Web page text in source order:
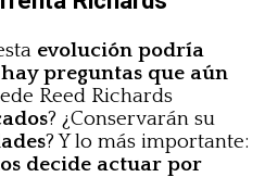
evolución podría
hay preguntas que aún
Reed Richards
? ¿Conservarán su
? Y lo más importante:
decide actuar por